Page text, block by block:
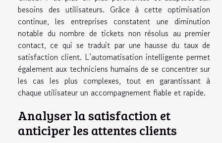
besoins des utilisateurs. Grâce à cette optimisation
continue, les entreprises constatent une diminution
notable du nombre de tickets non résolus au premier
contact, ce qui se traduit par une hausse du taux de
satisfaction client. L’automatisation intelligente permet
également aux techniciens humains de se concentrer sur
les cas les plus complexes, tout en garantissant à
chaque utilisateur un accompagnement fiable et rapide.
Analyser la satisfaction et
anticiper les attentes clients